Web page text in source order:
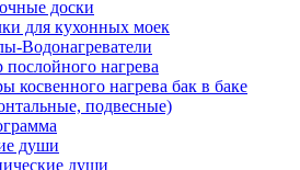
доски
для кухонных моек
Водонагреватели
послойного нагрева
косвенного нагрева бак в баке
подвесные)
души
души